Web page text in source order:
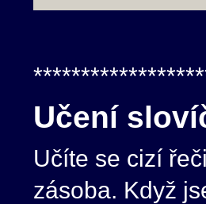
Učení
Učíte se cizí
zásoba. Když